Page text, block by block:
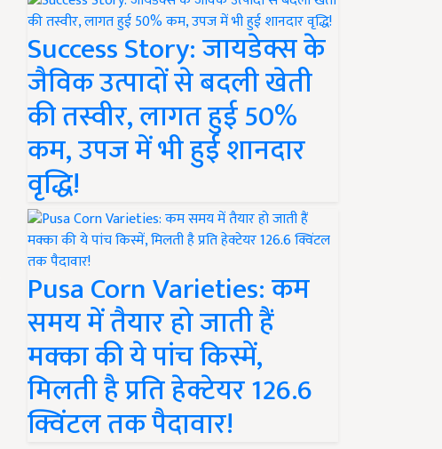
Success Story: जायडेक्स के
जैविक उत्पादों से बदली खेती
की तस्वीर, लागत हुई 50%
कम, उपज में भी हुई शानदार
वृद्धि!
Pusa Corn Varieties: कम
समय में तैयार हो जाती हैं
मक्का की ये पांच किस्में,
मिलती है प्रति हेक्टेयर 126.6
क्विंटल तक पैदावार!